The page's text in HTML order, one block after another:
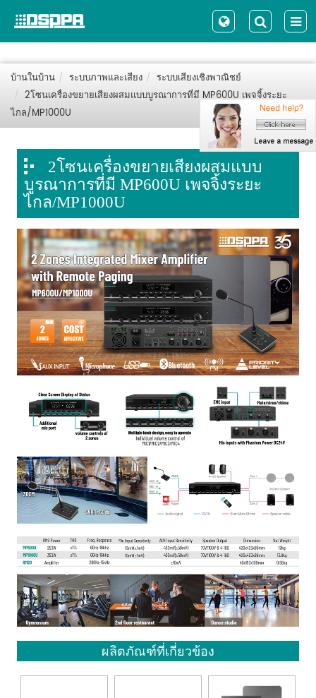
บ้านในบ้าน ระบบภาพและเสียง
ระบบเสียงเชิงพาณิชย์
2โซนเครื่องขยายเสียงผสมแบบบูรณาการที่มี MP600U เพจจิ้งระยะ
ไกล/MP1000U
2โซนเครื่องขยายเสียงผสมแบบ
บูรณาการที่มี MP600U เพจจิ้งระยะ
ไกล/MP1000U
ผลิตภัณฑ์ที่เกี่ยวข้อง